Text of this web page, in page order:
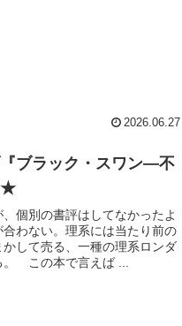
2026.06.27
ブラック・スワン―不
個別の書評はしてなかったよ
わない。理系には当たり前の
して売る、一種の理系ロンダ
。 この本で言えば ...